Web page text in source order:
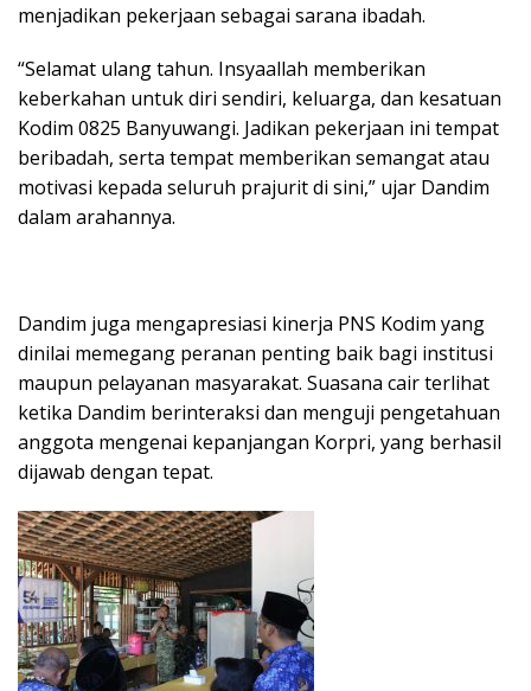
menjadikan pekerjaan sebagai sarana ibadah.
“Selamat ulang tahun. Insyaallah memberikan
keberkahan untuk diri sendiri, keluarga, dan kesatuan
Kodim 0825 Banyuwangi. Jadikan pekerjaan ini tempat
beribadah, serta tempat memberikan semangat atau
motivasi kepada seluruh prajurit di sini,” ujar Dandim
dalam arahannya.
Dandim juga mengapresiasi kinerja PNS Kodim yang
dinilai memegang peranan penting baik bagi institusi
maupun pelayanan masyarakat. Suasana cair terlihat
ketika Dandim berinteraksi dan menguji pengetahuan
anggota mengenai kepanjangan Korpri, yang berhasil
dijawab dengan tepat.